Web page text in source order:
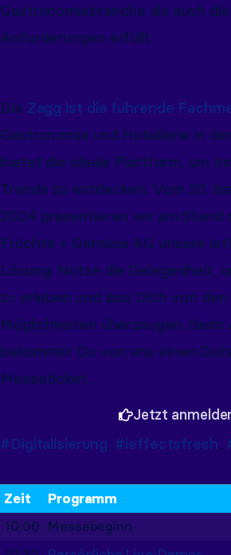
Gastronomiebranche als auch
Anforderungen erfüllt.
Die Zagg ist die führende
Gastronomie und Hotellerie in
bietet die ideale Plattform, um
Trends zu entdecken. Vom 20.
2024 präsentieren wir am Stand
Früchte + Gemüse AG unsere
Lösung. Nutze die Gelegenheit,
zu erleben und lass Dich von
Möglichkeiten überzeugen. Beim
bekommst Du von uns einen
Messeticket.
Jetzt
#Digitalisierung, #ieffectsfresh,
Zeit
Programm
10:00 Messebeginn